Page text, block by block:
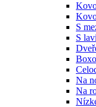
S
S
Na
Na